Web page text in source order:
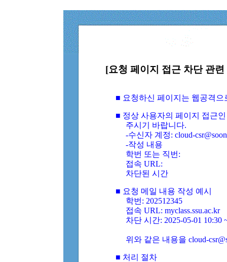
[요청 페이지 접근 차단 관
■ 요청하신 페이지는 웹공격
■ 정상 사용자의 페이지 접근
주시기 바랍니다.
-수신자 계정: cloud-
-작성 내용
학번 또는 직번:
접속 URL:
차단된 시간
■ 요청 메일 내용 작성 예시
학번: 202512345
접속 URL: myclass.ssu.ac.kr
차단 시간: 2025-05-01 10:30
위와 같은 내용을 cloud-
■ 처리 절차